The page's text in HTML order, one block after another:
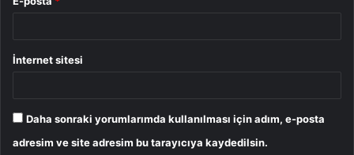
İnternet sitesi
Daha sonraki yorumlarımda kullanılması için adım, e-posta
adresim ve site adresim bu tarayıcıya kaydedilsin.